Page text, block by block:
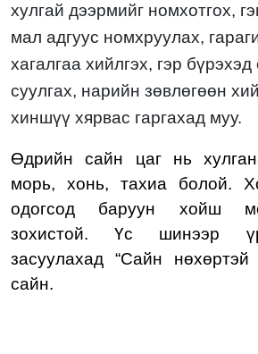
хулгай дээрмийг номхотгох,
мал адгуус номхруулах,
хагалгаа хийлгэх, гэр
суулгах, нарийн зөвлөгөөн
хиншүү хярвас гаргахад муу.
Өдрийн сайн цаг нь
морь, хонь, тахиа болой.
одогсод баруун хойш
зохистой.
Үс шинээр
засуулахад “Сайн нөхөртэй
сайн.